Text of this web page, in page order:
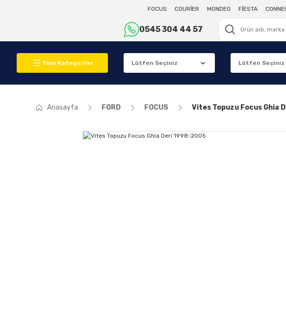
FOCUS COURİER MONDEO FİESTA
0545 304 44 57
Tüm Kategoriler
Anasayfa FORD FOCUS Vites Topuzu Focus Ghia